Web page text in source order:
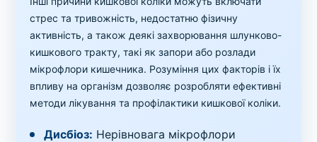
стрес та тривожність, недостатню фізичну
активність, а також деякі захворювання шлунково-
кишкового тракту, такі як запори або розлади
мікрофлори кишечника. Розуміння цих факторів і їх
впливу на організм дозволяє розробляти ефективні
методи лікування та профілактики кишкової коліки.
Дисбіоз: Нерівновага мікрофлори